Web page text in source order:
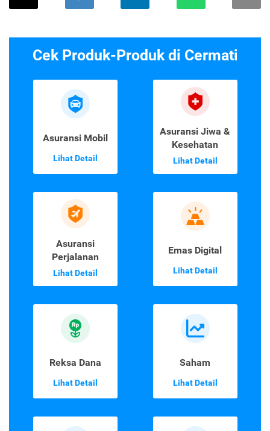
Cek Produk-Produk di Cermati
Asuransi Mobil
Lihat Detail
Asuransi Jiwa &
Kesehatan
Lihat Detail
Asuransi
Perjalanan
Lihat Detail
Emas Digital
Lihat Detail
Reksa Dana
Lihat Detail
Saham
Lihat Detail